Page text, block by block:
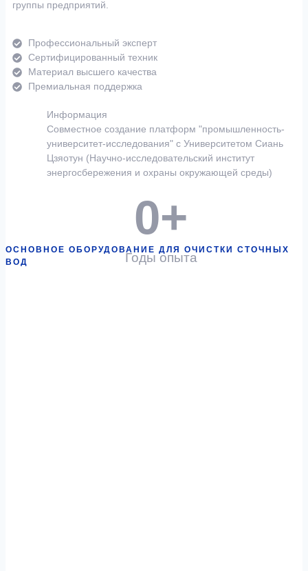
группы предприятий.
Профессиональный эксперт
Сертифицированный техник
Материал высшего качества
Премиальная поддержка
Информация
Совместное создание платформ "промышленность-
университет-исследования" с Университетом Сиань
Цзяотун (Научно-исследовательский институт
энергосбережения и охраны окружающей среды)
Годы опыта
0+
ОСНОВНОЕ ОБОРУДОВАНИЕ ДЛЯ ОЧИСТКИ СТОЧНЫХ
ВОД